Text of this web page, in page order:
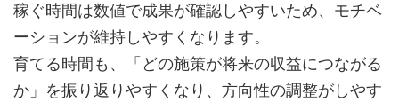
稼ぐ時間は数値で成果が確認しやすいため、モチベ
ーションが維持しやすくなります。
育てる時間も、「どの施策が将来の収益につながる
か」を振り返りやすくなり、方向性の調整がしやす